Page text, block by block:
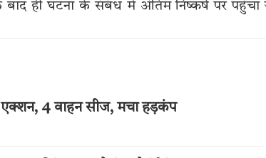
बाद ही घटना के संबंध में अंतिम निष्कर्ष पर पहुंचा
एक्शन, 4 वाहन सीज, मचा हड़कंप